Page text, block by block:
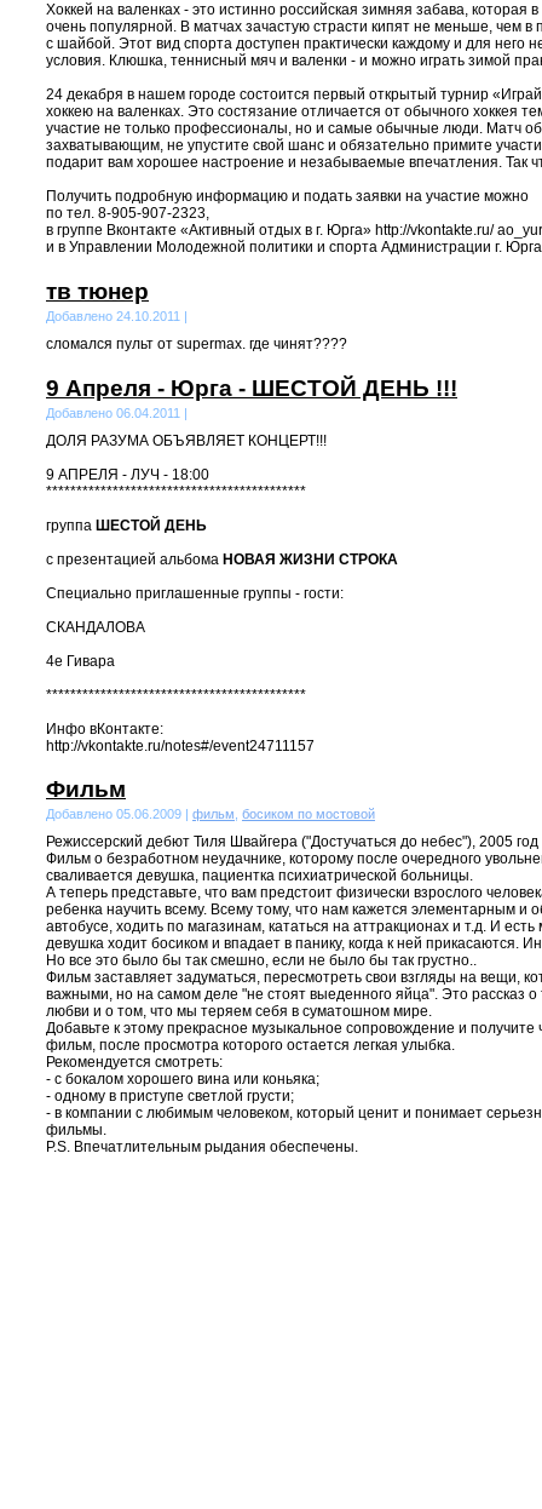
Хоккей на валенках - это истинно российская зимняя забава, которая
очень популярной. В матчах зачастую страсти кипят не меньше, чем в
с шайбой. Этот вид спорта доступен практически каждому и для него
условия. Клюшка, теннисный мяч и валенки - и можно играть зимой
24 декабря в нашем городе состоится первый открытый турнир
хоккею на валенках. Это состязание отличается от обычного хоккея
участие не только профессионалы, но и самые обычные люди. Матч
захватывающим, не упустите свой шанс и обязательно примите
подарит вам хорошее настроение и незабываемые впечатления. Так
Получить подробную информацию и подать заявки на участие можно
по тел. 8-905-907-2323,
в группе Вконтакте «Активный отдых в г. Юрга» http://vkontakte.ru/
и в Управлении Молодежной политики и спорта Администрации г. Юрга
тв тюнер
Добавлено 24.10.2011 |
сломался пульт от supermax. где чинят????
9 Апреля - Юрга - ШЕСТОЙ ДЕНЬ !!!
Добавлено 06.04.2011 |
ДОЛЯ РАЗУМА ОБЪЯВЛЯЕТ КОНЦЕРТ!!!
9 АПРЕЛЯ - ЛУЧ - 18:00
*******************************************
группа ШЕСТОЙ ДЕНЬ
с презентацией альбома НОВАЯ ЖИЗНИ СТРОКА
Специально приглашенные группы - гости:
СКАНДАЛОВА
4е Гивара
*******************************************
Инфо вКонтакте:
http://vkontakte.ru/notes#/event24711157
Фильм
Добавлено 05.06.2009 | фильм босиком по мостовой
Режиссерский дебют Тиля Швайгера ("Достучаться до небес"), 2005 год
Фильм о безработном неудачнике, которому после очередного
сваливается девушка, пациентка психиатрической больницы.
А теперь представьте, что вам предстоит физически взрослого
ребенка научить всему. Всему тому, что нам кажется элементарным и
автобусе, ходить по магазинам, кататься на аттракционах и т.д. И есть
девушка ходит босиком и впадает в панику, когда к ней прикасаются.
Но все это было бы так смешно, если не было бы так грустно..
Фильм заставляет задуматься, пересмотреть свои взгляды на вещи,
важными, но на самом деле "не стоят выеденного яйца". Это рассказ о
любви и о том, что мы теряем себя в суматошном мире.
Добавьте к этому прекрасное музыкальное сопровождение и
фильм, после просмотра которого остается легкая улыбка.
Рекомендуется смотреть:
- с бокалом хорошего вина или коньяка;
- одному в приступе светлой грусти;
- в компании с любимым человеком, который ценит и понимает
фильмы.
P.S. Впечатлительным рыдания обеспечены.